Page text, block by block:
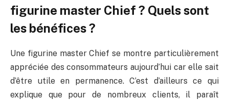
figurine master Chief ? Quels sont
les bénéfices ?
Une figurine master Chief se montre particulièrement
appréciée des consommateurs aujourd’hui car elle sait
d’être utile en permanence. C’est d’ailleurs ce qui
explique que pour de nombreux clients, il paraît